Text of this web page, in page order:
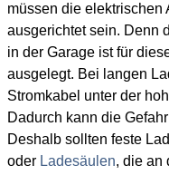
müssen die elektrischen
ausgerichtet sein. Denn
in der Garage ist für
ausgelegt. Bei langen
Stromkabel unter der
Dadurch kann die
Deshalb sollten feste
oder Ladesäulen, die an